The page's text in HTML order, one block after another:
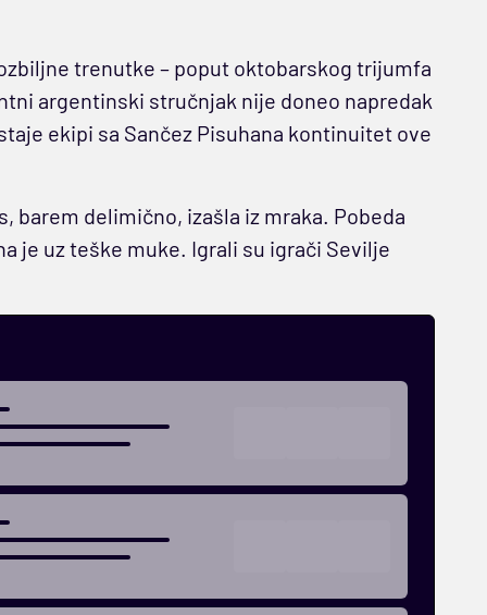
trenutke – poput oktobarskog trijumfa
argentinski stručnjak nije doneo napredak
ekipi sa Sančez Pisuhana kontinuitet ove
barem delimično, izašla iz mraka. Pobeda
je uz teške muke. Igrali su igrači Sevilje